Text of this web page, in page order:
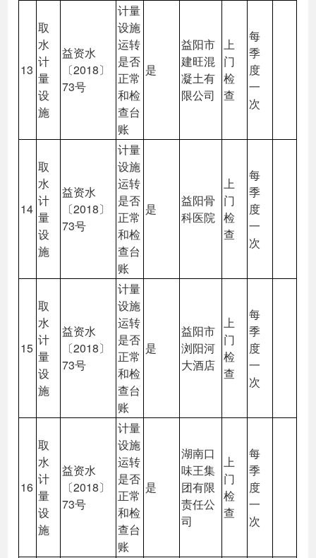
13
取
水
计
量
设
施
益资水
〔2018〕
73号
计量
设施
运转
是否
正常
和检
查台
账
是
益阳市
建旺混
凝土有
限公司
上
门
检
查
每
季
度
一
次
14
取
水
计
量
设
施
益资水
〔2018〕
73号
计量
设施
运转
是否
正常
和检
查台
账
是
益阳骨
科医院
上
门
检
查
每
季
度
一
次
15
取
水
计
量
设
施
益资水
〔2018〕
73号
计量
设施
运转
是否
正常
和检
查台
账
是
益阳市
浏阳河
大酒店
上
门
检
查
每
季
度
一
次
16
取
水
计
量
设
施
益资水
〔2018〕
73号
计量
设施
运转
是否
正常
和检
查台
账
是
湖南口
味王集
团有限
责任公
司
上
门
检
查
每
季
度
一
次